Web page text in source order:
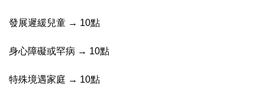
發展遲緩兒童 → 10點
身心障礙或罕病 → 10點
特殊境遇家庭 → 10點